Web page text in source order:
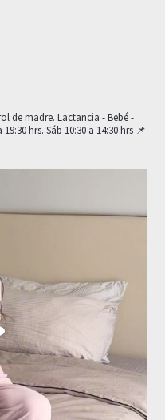
de madre. Lactancia - Bebé -
hrs. Sáb 10:30 a 14:30 hrs 📌